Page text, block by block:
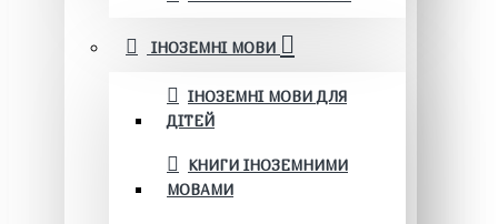
ІНОЗЕМНІ МОВИ
ІНОЗЕМНІ МОВИ ДЛЯ
ДІТЕЙ
КНИГИ ІНОЗЕМНИМИ
МОВАМИ